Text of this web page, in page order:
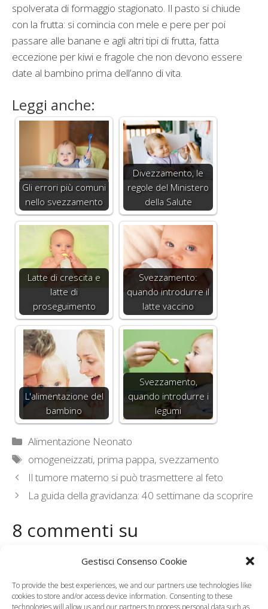
Gestisci Consenso Cookie
To provide the best experiences, we and our partners use technologies like
cookies to store and/or access device information. Consenting to these
technologies will allow us and our partners to process personal data such as
spolverata di formaggio stagionato. Il pasto si chiude
con la frutta: si comincia con mele e pere per poi
passare alle banane e agli altri tipi di frutta, fatta
eccezione per kiwi e fragole che non devono essere
date al bambino prima dell’anno di vita.
Leggi anche:
Gli errori più comuni
nello svezzamento
Divezzamento, le
regole del Ministero
della Salute
Latte di crescita e
latte di
proseguimento
Svezzamento:
quando introdurre il
latte vaccino
L'alimentazione del
bambino
Svezzamento,
quando introdurre i
legumi
Categorie
Alimentazione Neonato
Tag
omogeneizzati, prima pappa, svezzamento
Il tumore materno si può trasmettere al feto
La guida della gravidanza: 40 settimane da scoprire
8 commenti su
“Svezzamento, quando